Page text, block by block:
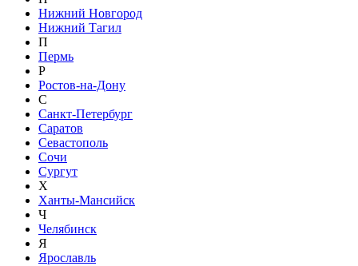
Нижний Новгород
Нижний Тагил
П
Пермь
Р
Ростов-на-Дону
С
Санкт-Петербург
Саратов
Севастополь
Сочи
Сургут
Х
Ханты-Мансийск
Ч
Челябинск
Я
Ярославль